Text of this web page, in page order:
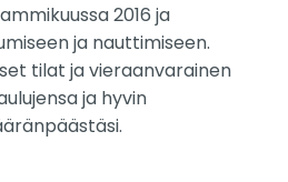
2016 ja
ja nauttimiseen.
tilat ja vieraanvarainen
ja hyvin